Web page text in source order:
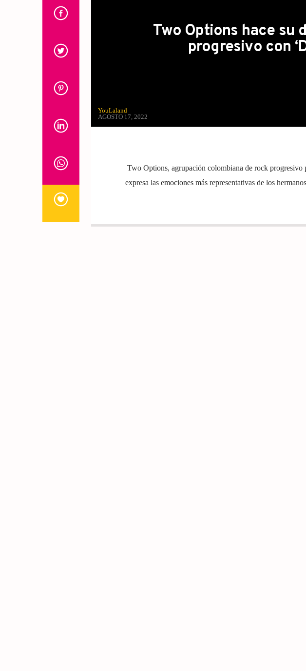
Two Options hace su
progresivo con
YouLaland
AGOSTO 17, 2022
Two Options, agrupación colombiana de rock progresivo
expresa las emociones más representativas de los